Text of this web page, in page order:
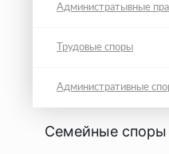
Администратывные
Трудовые споры
Административные
Семейные споры